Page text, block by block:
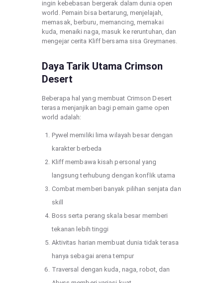
ingin kebebasan bergerak dalam dunia open
world. Pemain bisa bertarung, menjelajah,
memasak, berburu, memancing, memakai
kuda, menaiki naga, masuk ke reruntuhan, dan
mengejar cerita Kliff bersama sisa Greymanes.
Daya Tarik Utama Crimson
Desert
Beberapa hal yang membuat Crimson Desert
terasa menjanjikan bagi pemain game open
world adalah:
Pywel memiliki lima wilayah besar dengan
karakter berbeda
Kliff membawa kisah personal yang
langsung terhubung dengan konflik utama
Combat memberi banyak pilihan senjata dan
skill
Boss serta perang skala besar memberi
tekanan lebih tinggi
Aktivitas harian membuat dunia tidak terasa
hanya sebagai arena tempur
Traversal dengan kuda, naga, robot, dan